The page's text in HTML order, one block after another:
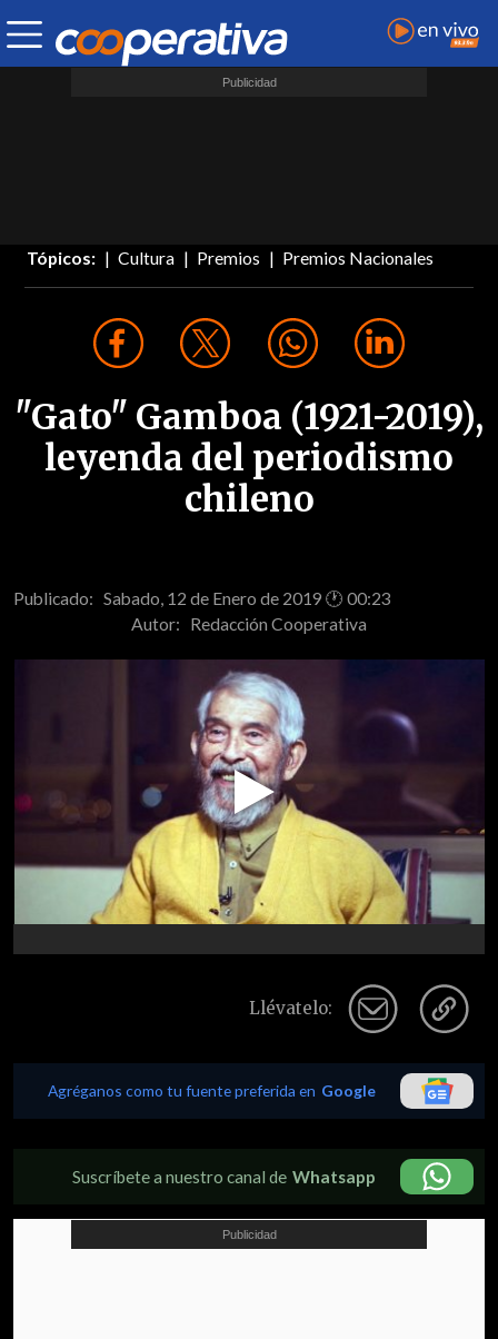
Tópicos: Cultura Premios Premios Nacionales
"Gato" Gamboa (1921-2019),
leyenda del periodismo
chileno
Publicado: Sabado, 12 de Enero de 2019 🕐 00:23
Autor: Redacción Cooperativa
Play
Video
Llévatelo:
Agréganos como tu fuente preferida en Google
Suscríbete a nuestro canal de Whatsapp